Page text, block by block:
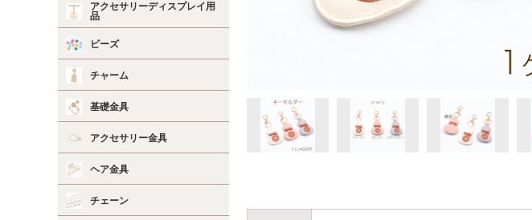
アクセサリーディスプレイ用
品
ビーズ
チャーム
基礎金具
アクセサリー金具
ヘア金具
チェーン